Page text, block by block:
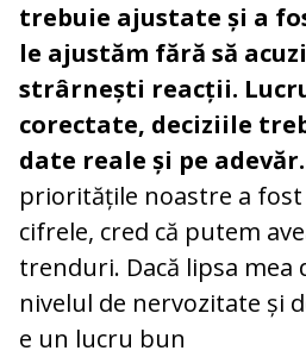
trebuie ajustate și a
le ajustăm fără să
strârnești reacții.
corectate, deciziile
date reale și pe adevăr.
prioritățile noastre a
cifrele, cred că putem
trenduri. Dacă lipsa mea
nivelul de nervozitate și
e un lucru bun